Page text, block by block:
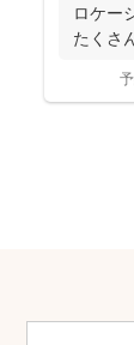
ロケー
たくさ